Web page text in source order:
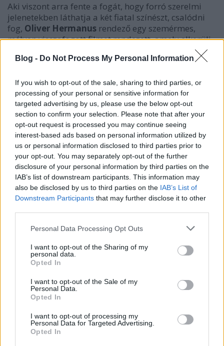
Blog - Do Not Process My Personal Information
If you wish to opt-out of the sale, sharing to third parties, or
processing of your personal or sensitive information for
targeted advertising by us, please use the below opt-out
section to confirm your selection. Please note that after your
opt-out request is processed you may continue seeing
interest-based ads based on personal information utilized by
us or personal information disclosed to third parties prior to
your opt-out. You may separately opt-out of the further
disclosure of your personal information by third parties on the
IAB’s list of downstream participants. This information may
also be disclosed by us to third parties on the IAB’s List of
Downstream Participants that may further disclose it to other
Please note that this website/app uses one or more Google
not limited to your visit or usage behaviour. You may click to
grant or deny consent to Google and its third-party tags to
use your data for below specified purposes in below Google
consent section.
Personal Data Processing Opt Outs
I want to opt-out of the Sharing of my
personal data.
Opted In
I want to opt-out of the Sale of my
Personal Data.
Opted In
I want to opt-out of processing my
Personal Data for Targeted Advertising.
Opted In
Aki viszont arra fente a fogát, hogy forró szerelmi
jelenetekben láthatja a két fiatal színészt, csalódni
fog, Oliver Hermanus rendező egy szemérmes,
mélyen visszafogott filmet rendezett, amely elkerüli
a nyílt szenvedélyt, és inkább a visszafogottságot, az
emlékeket és a kimondatlan dolgok melankolikus
A film két férfit követ nyomon, akiket a zene iránti
közös szeretet hozott össze, kapcsolatuk inkább az
idő múlásával bontakozik ki, mintsem egy-két
szenvedélyes epizódban. Hermanust tehát kevésbé
érdeklik az események, mint az emlékek - ami,
megmarad, amit archiválnak és ami részben
elveszik. Ez a megközelítés szorosan illeszkedik a
film témájához, a zene megőrzéshez: dalok, hangok,
pillanatok és érzések, amelyek csak azért maradtak
fenn, mert valaki eléggé törődött velük ahhoz, hogy
rögzítse őket. A két főhős úgy kutatják a népzenét,
mintBartókésKodálytette, azzal a külöbséggel,
hogy ők közben az ágyukat is megosztják